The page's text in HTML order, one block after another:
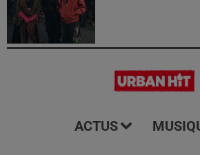
ACTUS